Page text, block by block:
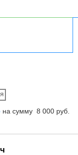
на сумму 8 000 руб.